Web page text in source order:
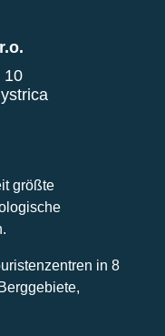
10
größte
in 8